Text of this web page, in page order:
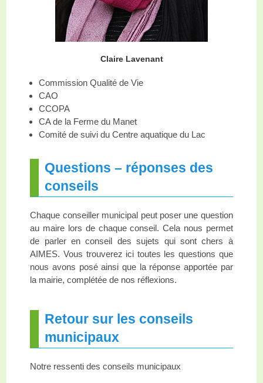
Claire Lavenant
Commission Qualité de Vie
CAO
CCOPA
CA de la Ferme du Manet
Comité de suivi du Centre aquatique du Lac
Questions – réponses des
conseils
Chaque conseiller municipal peut poser une question
au maire lors de chaque conseil. Cela nous permet
de parler en conseil des sujets qui sont chers à
AIMES. Vous trouverez ici toutes les questions que
nous avons posé ainsi que la réponse apportée par
la mairie, complétée de nos réflexions.
Retour sur les conseils
municipaux
Notre ressenti des conseils municipaux